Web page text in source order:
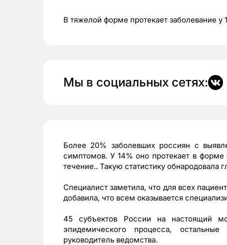
В тяжелой форме протекает заболевание у
Мы в социальных сетях:
Более 20% заболевших россиян с
симптомов. У 14% оно протекает в
течение.. Такую статистику обнародовала
Специалист заметила, что для всех
добавила, что всем оказывается
45 субъектов России на настоящий
эпидемического процесса,
руководитель ведомства.